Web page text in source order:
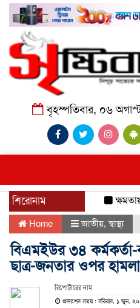
বৃহস্পতিবার, ০৬
শিরোনাম ক্ষমতায়
Home জাতীয়,স্বাস্থ্য
বিএমইউর ৩৪ কর্মকর্তা-
ছাত্র-জনতার ওপর হামলা
রিপোর্টারের নাম
প্রকাশের সময় : রবিবার, ১ জুন,